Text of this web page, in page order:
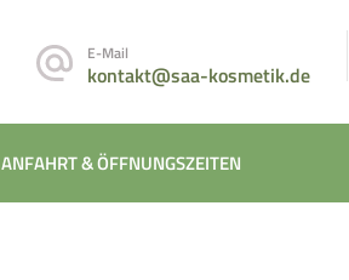
E-Mail
kontakt@saa-kosmetik.de
ANFAHRT & ÖFFNUNGSZEITEN